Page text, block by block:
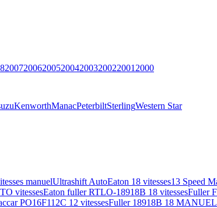
2007200620052004200320022001 2000
KenworthManacPeterbiltSterlingWestern Star
manuelUltrashift AutoEaton 18 vitesses13 Speed
vitessesEaton fuller RTLO-18918B 18 vitessesFuller
PO16F112C 12 vitessesFuller 18918B 18 MANUEL